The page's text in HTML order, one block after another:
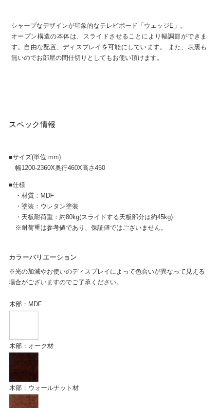
シャープなデザインが印象的なテレビボード「ウェッジE」。
オープン構造の本体は、スライドさせることにより幅調節ができま
す。自由な配置、ディスプレイを可能にしています。 また、表裏も
無いのでお部屋の間仕切りとしてもお使い頂けます。
スペック情報
■サイズ(単位:mm)
幅1200-2360X奥行460X高さ450
■仕様
・材質：MDF
・塗装：ウレタン塗装
・天板耐荷重：約80kg(スライドする天板部分は約45kg)
※耐荷重は参考値であり、保証値ではございません。
カラーバリエーション
※光の加減やお使いのディスプレイによって色合いが異なって見える
場合がございますのでご了承ください。
木部：MDF
木部：オーク材
木部：ウォールナット材